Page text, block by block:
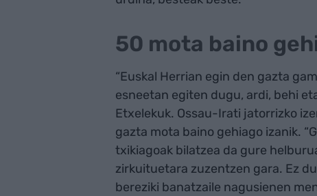
50 mota baino
“Euskal Herrian egin den gazta
esneetan egiten dugu, ardi, behi
Etxelekuk. Ossau-Irati jatorrizko
gazta mota baino gehiago izanik.
txikiagoak bilatzea da gure
zirkuituetara zuzentzen gara. Ez
bereziki banatzaile nagusienen